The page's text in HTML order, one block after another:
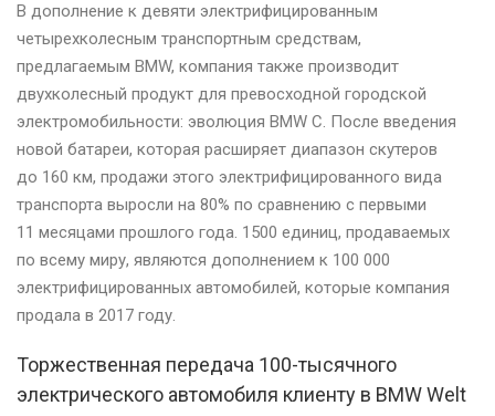
В дополнение к девяти электрифицированным
четырехколесным транспортным средствам,
предлагаемым BMW, компания также производит
двухколесный продукт для превосходной городской
электромобильности: эволюция BMW C. После введения
новой батареи, которая расширяет диапазон скутеров
до 160 км, продажи этого электрифицированного вида
транспорта выросли на 80% по сравнению с первыми
11 месяцами прошлого года. 1500 единиц, продаваемых
по всему миру, являются дополнением к 100 000
электрифицированных автомобилей, которые компания
продала в 2017 году.
Торжественная передача 100-тысячного
электрического автомобиля клиенту в BMW Welt